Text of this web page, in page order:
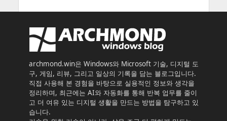
archmond.win은 Windows와 Microsoft 기술, 디지털 도
구, 게임, 리뷰, 그리고 일상의 기록을 담는 블로그입니다.
직접 사용해 본 경험을 바탕으로 실용적인 정보와 생각을
정리하며, 최근에는 AI와 자동화를 통해 반복 업무를 줄이
고 더 여유 있는 디지털 생활을 만드는 방법을 탐구하고 있
습니다.